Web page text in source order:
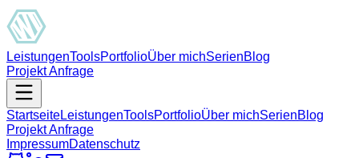
LeistungenToolsPortfolioÜber michSerienBlog
Projekt Anfrage
StartseiteLeistungenToolsPortfolioÜber michSerienBlog
Projekt Anfrage
ImpressumDatenschutz